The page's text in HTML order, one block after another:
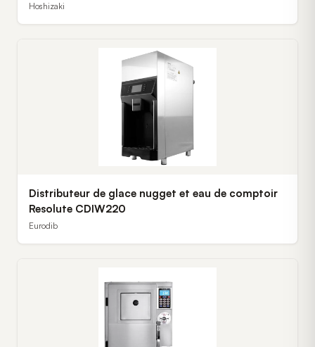
Hoshizaki
Distributeur de glace nugget et eau de comptoir
Resolute CDIW220
Eurodib